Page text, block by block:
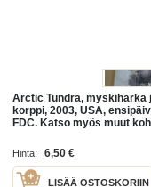
Arctic Tundra, myskihärkä
korppi, 2003, USA,
FDC. Katso myös muut
amerikkalaista
Hinta: 6,50 €
LISÄÄ OSTOSKORIIN